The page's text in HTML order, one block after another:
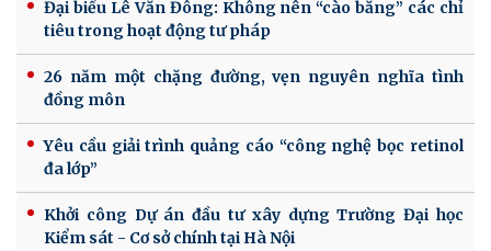
Đại biểu Lê Văn Đông: Không nên “cào bằng” các chỉ
tiêu trong hoạt động tư pháp
26 năm một chặng đường, vẹn nguyên nghĩa tình
đồng môn
Yêu cầu giải trình quảng cáo “công nghệ bọc retinol
đa lớp”
Khởi công Dự án đầu tư xây dựng Trường Đại học
Kiểm sát - Cơ sở chính tại Hà Nội